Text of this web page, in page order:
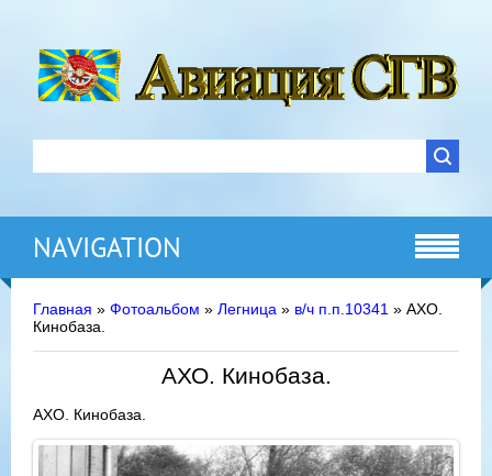
NAVIGATION
Главная » Фотоальбом » Легница » в/ч п.п.10341 » АХО.
Кинобаза.
АХО. Кинобаза.
АХО. Кинобаза.